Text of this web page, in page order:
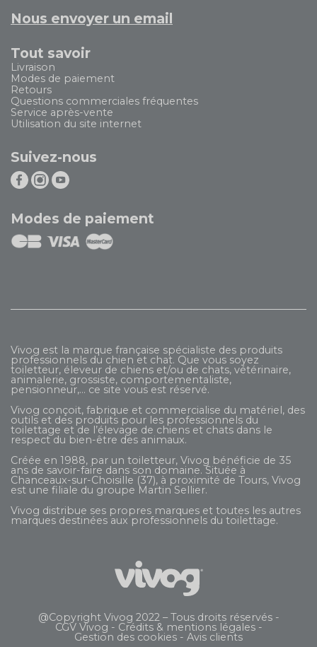
Nous envoyer un email
Tout savoir
Livraison
Modes de paiement
Retours
Questions commerciales fréquentes
Service après-vente
Utilisation du site internet
Suivez-nous
Modes de paiement
Vivog est la marque française spécialiste des produits
professionnels du chien et chat. Que vous soyez
toiletteur, éleveur de chiens et/ou de chats, vétérinaire,
animalerie, grossiste, comportementaliste,
pensionneur,... ce site vous est réservé.
Vivog conçoit, fabrique et commercialise du matériel, des
outils et des produits pour les professionnels du
toilettage et de l’élevage de chiens et chats dans le
respect du bien-être des animaux.
Créée en 1988, par un toiletteur, Vivog bénéficie de 35
ans de savoir-faire dans son domaine. Située à
Chanceaux-sur-Choisille (37), à proximité de Tours, Vivog
est une filiale du groupe Martin Sellier.
Vivog distribue ses propres marques et toutes les autres
marques destinées aux professionnels du toilettage.
@Copyright Vivog 2022 – Tous droits réservés -
CGV Vivog - Crédits & mentions légales-
Gestion des cookies - Avis clients